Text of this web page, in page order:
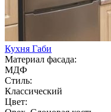
Кухня Габи
Материал фасада:
МДФ
Стиль:
Классический
Цвет: